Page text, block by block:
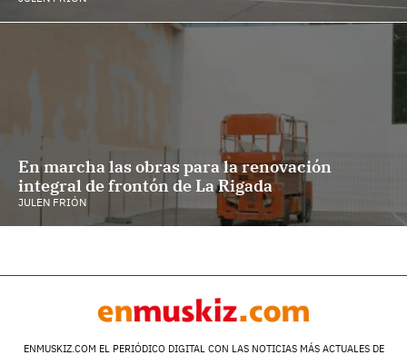
En marcha las obras para la renovación
integral de frontón de La Rigada
JULEN FRIÓN
ENMUSKIZ.COM EL PERIÓDICO DIGITAL CON LAS NOTICIAS MÁS ACTUALES DE